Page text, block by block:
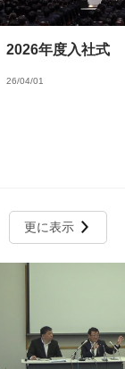
2026年度入社式
26/04/01
更に表示